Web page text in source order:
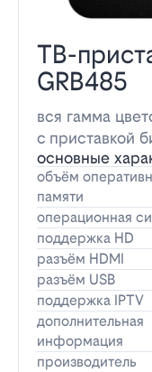
ТВ-
GRB485
вся гамма
с приставкой
основные
объём
памяти
операционная
поддержка HD
разъём HDMI
разъём USB
поддержка IPTV
дополнительная
информация
производитель